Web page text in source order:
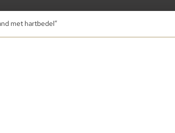
met hartbedel”